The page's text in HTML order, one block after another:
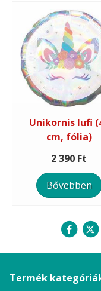
Unikornis lufi
cm, fólia)
2 390 Ft
Bővebben
Termék